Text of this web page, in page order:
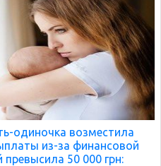
одиночка возместила
из-за финансовой
50 000 грн: